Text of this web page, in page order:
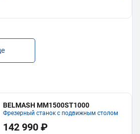
BELMASH MM1500ST1000
Фрезерный станок с подвижным столом
142 990 ₽